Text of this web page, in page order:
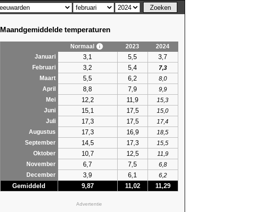
Maandgemiddelde temperaturen
Normaal 2023
2024
Januari
3,1 5,5 3,7
Februari 3,2 5,4
7,3
Maart
5,5 6,2
8,0
April
8,8 7,9
9,9
Mei
12,2 11,9
15,3
Juni
15,1 17,5
15,0
Juli
17,3 17,5
17,4
Augustus
17,3 16,9
18,5
September
14,5 17,3
15,5
Oktober
10,7 12,5
11,9
November
6,7 7,5
6,8
December
3,9 6,1 6,2
Gemiddeld 9,87 11,02 11,29
Advertentie